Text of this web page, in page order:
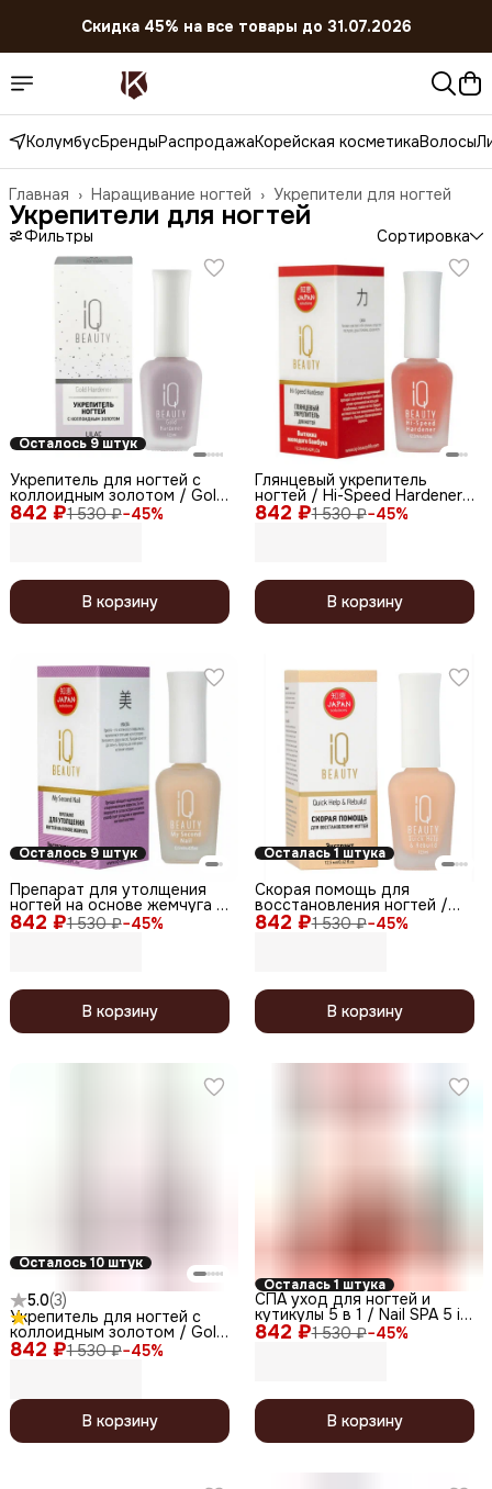
Скидка 45% на все товары до 31.07.2026
КолумбусБрендыРаспродажаКорейская косметикаВолосы
Укрепители для ногтей
Наращивание ногтей ›
Главная ›
Укрепители для ногтей
Фильтры Сортировка
Осталось 9 штук
842 ₽1 530 ₽−45%
Укрепитель для ногтей с
коллоидным золотом / Gold
Hardener Lilac, 12,5 мл
В корзину
842 ₽1 530 ₽−45%
Глянцевый укрепитель
ногтей / Hi-Speed Hardener,
12,5 мл
В корзину
Осталось 9 штук
842 ₽1 530 ₽−45%
Препарат для утолщения
ногтей на основе жемчуга /
Second Nail, 12,5 мл
В корзину
Осталась 1 штука
842 ₽1 530 ₽−45%
Скорая помощь для
восстановления ногтей /
Quick Help and Rebuild, 12,5
мл
В корзину
Осталось 10 штук
5.0(3)
842 ₽1 530 ₽−45%
Укрепитель для ногтей с
коллоидным золотом / Gold
Hardener Blush, 12,5 мл
В корзину
Осталась 1 штука
842 ₽1 530 ₽−45%
СПА уход для ногтей и
кутикулы 5 в 1 / Nail SPA 5 in
1, 12,5 мл
В корзину